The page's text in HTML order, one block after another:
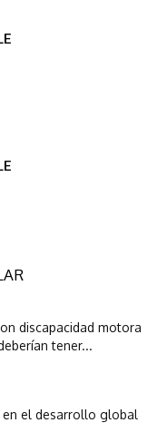
discapacidad motora
tener...
el desarrollo global